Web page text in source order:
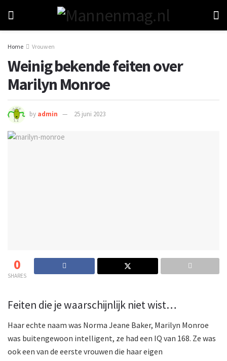
Home Vrouwen
Weinig bekende feiten over
Marilyn Monroe
by admin 25 juni 2023
0
SHARES
Feiten die je waarschijnlijk niet wist…
Haar echte naam was Norma Jeane Baker, Marilyn Monroe
was buitengewoon intelligent, ze had een IQ van 168. Ze was
ook een van de eerste vrouwen die haar eigen